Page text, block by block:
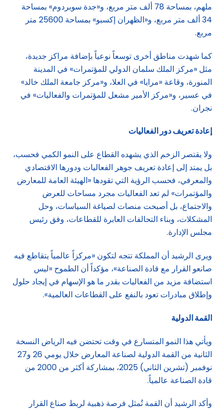
ملهم، بمساحة 78 ألف متر مربع، و«جدة سوبردوم» بمساحة
34 ألف متر مربع، و«الظهران إكسبو» بمساحة 25600 متر
مربع.
كما شهدت مناطق أخرى توسعاً نوعياً بإضافة مراكز جديدة،
مثل «مركز الملك سلمان الدولي للمؤتمرات» في المدينة
المنورة، وقاعة «مرايا» في العلا، و«مركز جامعة الملك خالد»
في عسير، و«مركز الأمير مشعل للمؤتمرات والفعاليات» في
نجران.
إعادة تعريف دور الفعاليات
ولا يقتصر الزخم الذي يشهده القطاع على النمو الكمي فحسب،
بل يمتد إلى إعادة تعريف جوهر الفعاليات ودورها الاقتصادي
والمعرفي، فحسب الرؤية التي تقودها «الهيئة العامة للمعارض
والمؤتمرات» لم تعد الفعاليات مجرد مساحات للعرض
والاجتماع، بل أصبحت منصات لصياغة السياسات، وحل
المشكلات، وبناء التحالفات العابرة للقطاعات، وفق رئيس
مجلس الإدارة.
ويرى الرشيد أن المملكة تتجه لتكون «مركزاً عالمياً يتقاطع فيه
صانعو القرار مع قادة الصناعة»، مؤكداً أن الطموح «ليس
استضافة مزيد من الفعاليات بقدر ما هو الإسهام في إيجاد حلول
وإطلاق مبادرات تعود بالنفع على القطاعات العالمية».
القمة الدولية
ويأتي هذا النمو المتسارع في وقت تحتضن فيه الرياض النسخة
الثانية من القمة الدولية لصناعة المعارض خلال يومي 26 و27
نوفمبر (تشرين الثاني) 2025، بمشاركة أكثر من 2000 من
قادة الصناعة عالمياً.
وأكد الرشيد أن القمة تُمثل فرصة ذهبية لربط صناع القرار